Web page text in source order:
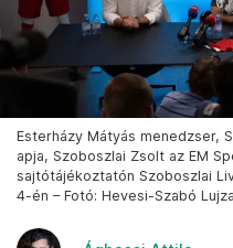
Esterházy Mátyás menedzser,
apja, Szoboszlai Zsolt az EM
sajtótájékoztatón Szoboszlai
4-én – Fotó: Hevesi-Szabó